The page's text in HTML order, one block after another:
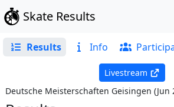
Skate Results
Results Info
Livestream
Deutsche Meisterschaften Geisingen (Jun